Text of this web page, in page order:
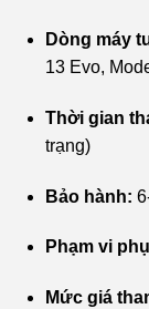
Dòng máy
13 Evo,
Thời gian
trạng)
Bảo hành:
Phạm vi
Mức giá